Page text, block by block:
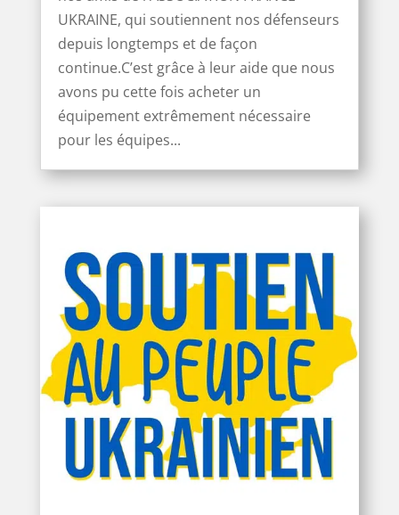
UKRAINE, qui soutiennent nos défenseurs
depuis longtemps et de façon
continue.C’est grâce à leur aide que nous
avons pu cette fois acheter un
équipement extrêmement nécessaire
pour les équipes...